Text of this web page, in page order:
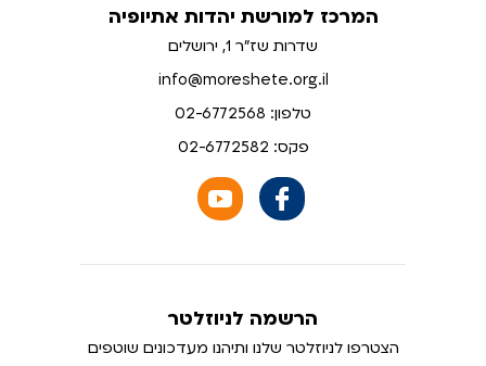
מאתיופיה, סיכום פגישה עם ראשי העדה
אתיופיה, קליטת עולים ב"מבצע שלמה" (יוני
1991), לימודים התלמידים העולים מאתיופיה
במרכז צוחר ועוד.
המרכז למורשת יהדות אתיופיה
שדרות שז"ר 1, ירושלים
info@moreshete.org.il
טלפון: 02-6772568
פקס: 02-6772582
הרשמה לניוזלטר
הצטרפו לניוזלטר שלנו ותיהנו מעדכונים שוטפים